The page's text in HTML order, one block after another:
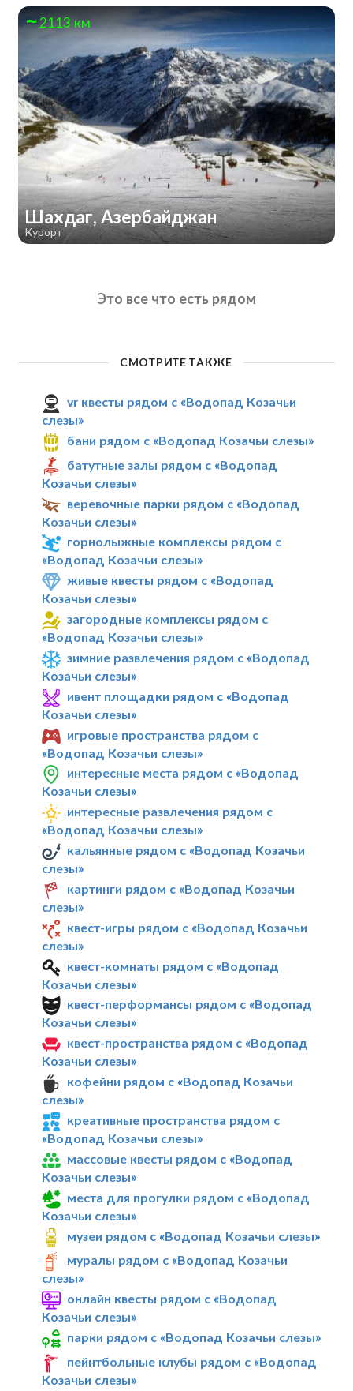
2113 км
Шахдаг, Азербайджан
Курорт
Это все что есть рядом
СМОТРИТЕ ТАКЖЕ
vr квесты рядом с «Водопад Козачьи
слезы»
бани рядом с «Водопад Козачьи слезы»
батутные залы рядом с «Водопад
Козачьи слезы»
веревочные парки рядом с «Водопад
Козачьи слезы»
горнолыжные комплексы рядом с
«Водопад Козачьи слезы»
живые квесты рядом с «Водопад
Козачьи слезы»
загородные комплексы рядом с
«Водопад Козачьи слезы»
зимние развлечения рядом с «Водопад
Козачьи слезы»
ивент площадки рядом с «Водопад
Козачьи слезы»
игровые пространства рядом с
«Водопад Козачьи слезы»
интересные места рядом с «Водопад
Козачьи слезы»
интересные развлечения рядом с
«Водопад Козачьи слезы»
кальянные рядом с «Водопад Козачьи
слезы»
картинги рядом с «Водопад Козачьи
слезы»
квест-игры рядом с «Водопад Козачьи
слезы»
квест-комнаты рядом с «Водопад
Козачьи слезы»
квест-перформансы рядом с «Водопад
Козачьи слезы»
квест-пространства рядом с «Водопад
Козачьи слезы»
кофейни рядом с «Водопад Козачьи
слезы»
креативные пространства рядом с
«Водопад Козачьи слезы»
массовые квесты рядом с «Водопад
Козачьи слезы»
места для прогулки рядом с «Водопад
Козачьи слезы»
музеи рядом с «Водопад Козачьи слезы»
муралы рядом с «Водопад Козачьи
слезы»
онлайн квесты рядом с «Водопад
Козачьи слезы»
парки рядом с «Водопад Козачьи слезы»
пейнтбольные клубы рядом с «Водопад
Козачьи слезы»